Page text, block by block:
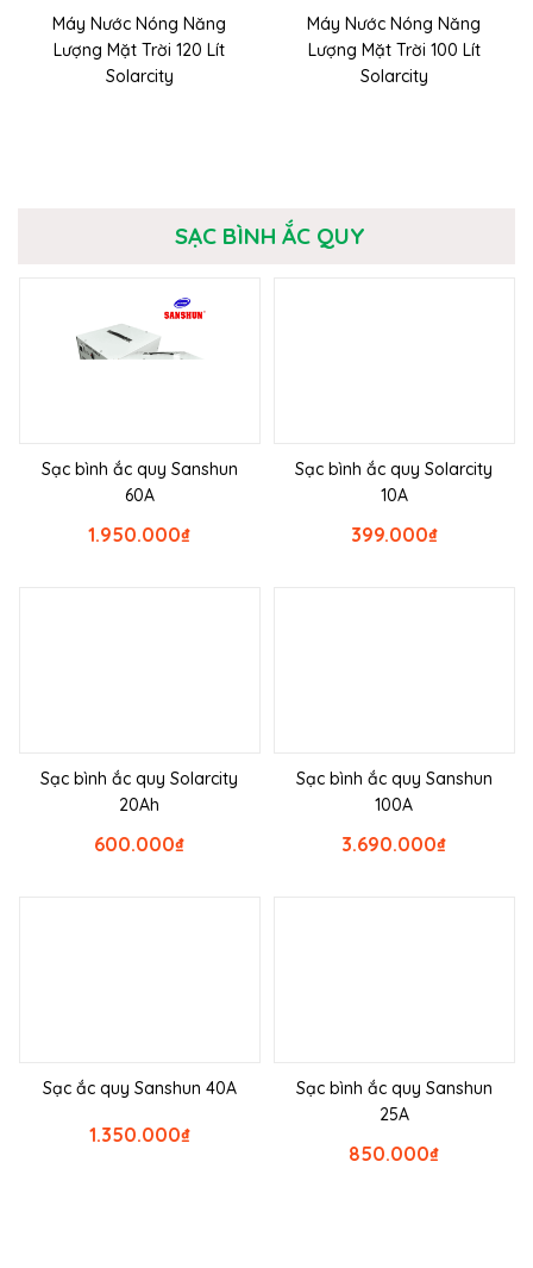
Máy Nước Nóng Năng
Lượng Mặt Trời 120 Lít
Solarcity
Máy Nước Nóng Năng
Lượng Mặt Trời 100 Lít
Solarcity
SẠC BÌNH ẮC QUY
Sạc bình ắc quy Sanshun
60A
₫
1.950.000
Sạc bình ắc quy Solarcity
10A
₫
399.000
Sạc bình ắc quy Solarcity
20Ah
₫
600.000
Sạc bình ắc quy Sanshun
100A
₫
3.690.000
Sạc ắc quy Sanshun 40A
₫
1.350.000
Sạc bình ắc quy Sanshun
25A
₫
850.000